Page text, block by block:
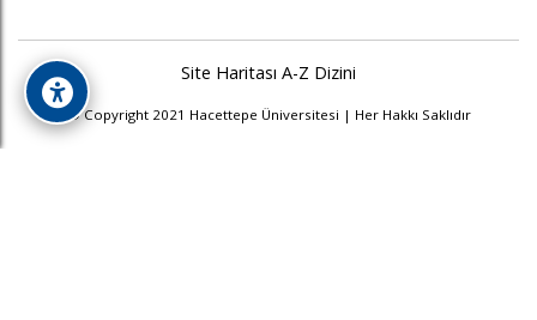
Site Haritası A-Z Dizini
© Copyright 2021 Hacettepe Üniversitesi | Her Hakkı Saklıdır